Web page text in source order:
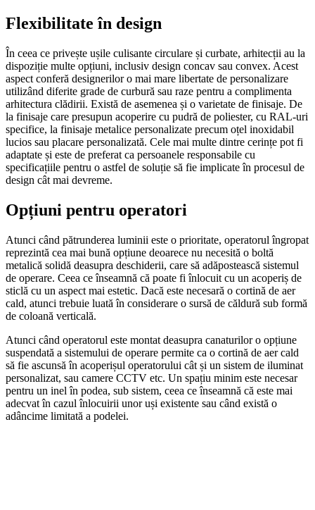
Flexibilitate în design
În ceea ce privește ușile culisante circulare și curbate, arhitecții au la
dispoziție multe opțiuni, inclusiv design concav sau convex. Acest
aspect conferă designerilor o mai mare libertate de personalizare
utilizând diferite grade de curbură sau raze pentru a complimenta
arhitectura clădirii. Există de asemenea și o varietate de finisaje. De
la finisaje care presupun acoperire cu pudră de poliester, cu RAL-uri
specifice, la finisaje metalice personalizate precum oțel inoxidabil
lucios sau placare personalizată. Cele mai multe dintre cerințe pot fi
adaptate și este de preferat ca persoanele responsabile cu
specificațiile pentru o astfel de soluție să fie implicate în procesul de
design cât mai devreme.
Opțiuni pentru operatori
Atunci când pătrunderea luminii este o prioritate, operatorul îngropat
reprezintă cea mai bună opțiune deoarece nu necesită o boltă
metalică solidă deasupra deschiderii, care să adăpostească sistemul
de operare. Ceea ce înseamnă că poate fi înlocuit cu un acoperiș de
sticlă cu un aspect mai estetic. Dacă este necesară o cortină de aer
cald, atunci trebuie luată în considerare o sursă de căldură sub formă
de coloană verticală.
Atunci când operatorul este montat deasupra canaturilor o opțiune
suspendată a sistemului de operare permite ca o cortină de aer cald
să fie ascunsă în acoperișul operatorului cât și un sistem de iluminat
personalizat, sau camere CCTV etc. Un spațiu minim este necesar
pentru un inel în podea, sub sistem, ceea ce înseamnă că este mai
adecvat în cazul înlocuirii unor uși existente sau când există o
adâncime limitată a podelei.